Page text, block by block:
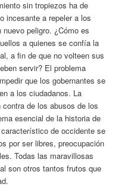
sin tropiezos ha de
incesante a repeler a los
peligro. ¿Cómo es
a quienes se confía la
a fin de que no volteen sus
servir? El problema
que los gobernantes se
a los ciudadanos. La
de los abusos de los
esencial de la historia de
de occidente se
por ser libres, preocupación
Todas las maravillosas
son otros tantos frutos que